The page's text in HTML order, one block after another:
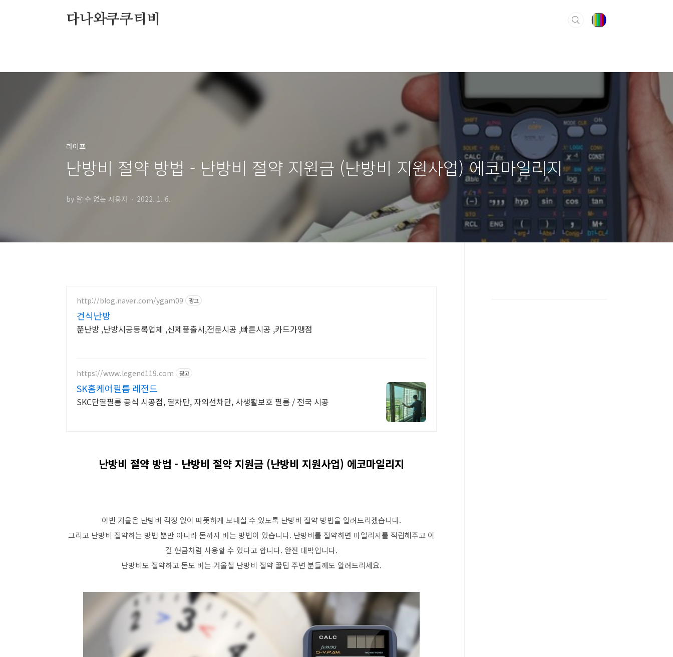
다나와쿠쿠티비
라이프
난방비 절약 방법 - 난방비 절약 지원금 (난방비 지원사업) 에코마일리지
by 알 수 없는 사용자 2022. 1. 6.
http://blog.naver.com/ygam09 광고
건식난방
쭌난방 ,난방시공등록업체 ,신제품출시,전문시공 ,빠른시공 ,카드가맹점
https://www.legend119.com 광고
SK홈케어필름 레전드
SKC단열필름 공식 시공점, 열차단, 자외선차단, 사생활보호 필름 / 전국 시공
난방비 절약 방법 - 난방비 절약 지원금 (난방비 지원사업) 에코마일리지
이번 겨울은 난방비 걱정 없이 따뜻하게 보내실 수 있도록 난방비 절약 방법을 알려드리겠습니다.
그리고 난방비 절약하는 방법 뿐만 아니라 돈까지 버는 방법이 있습니다. 난방비를 절약하면 마일리지를 적립해주고 이
걸 현금처럼 사용할 수 있다고 합니다. 완전 대박입니다.
난방비도 절약하고 돈도 버는 겨울철 난방비 절약 꿀팁 주변 분들께도 알려드리세요.